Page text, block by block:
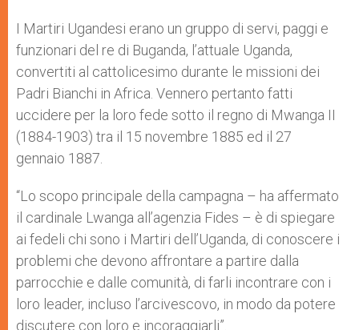
I Martiri Ugandesi erano un gruppo di servi, paggi e
funzionari del re di Buganda, l’attuale Uganda,
convertiti al cattolicesimo durante le missioni dei
Padri Bianchi in Africa. Vennero pertanto fatti
uccidere per la loro fede sotto il regno di Mwanga II
(1884-1903) tra il 15 novembre 1885 ed il 27
gennaio 1887.
“Lo scopo principale della campagna – ha affermato
il cardinale Lwanga all’agenzia Fides – è di spiegare
ai fedeli chi sono i Martiri dell’Uganda, di conoscere i
problemi che devono affrontare a partire dalla
parrocchie e dalle comunità, di farli incontrare con i
loro leader, incluso l’arcivescovo, in modo da potere
discutere con loro e incoraggiarli”.